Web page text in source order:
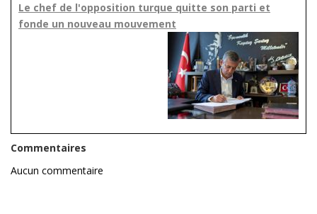
Le chef de l'opposition turque quitte son parti et
fonde un nouveau mouvement
Commentaires
Aucun commentaire